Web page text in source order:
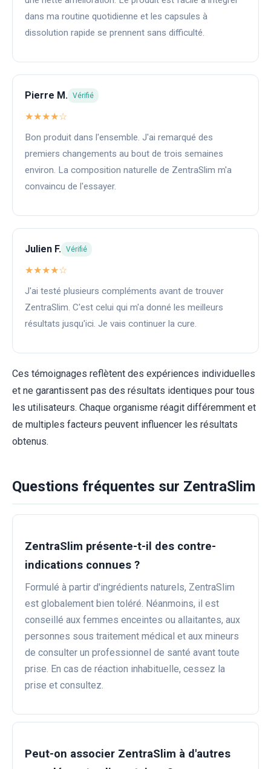
dans ma routine quotidienne et les capsules à
dissolution rapide se prennent sans difficulté.
Pierre M. Vérifié
★★★★☆
Bon produit dans l'ensemble. J'ai remarqué des
premiers changements au bout de trois semaines
environ. La composition naturelle de ZentraSlim m'a
convaincu de l'essayer.
Julien F. Vérifié
★★★★☆
J'ai testé plusieurs compléments avant de trouver
ZentraSlim. C'est celui qui m'a donné les meilleurs
résultats jusqu'ici. Je vais continuer la cure.
Ces témoignages reflètent des expériences individuelles
et ne garantissent pas des résultats identiques pour tous
les utilisateurs. Chaque organisme réagit différemment et
de multiples facteurs peuvent influencer les résultats
obtenus.
Questions fréquentes sur ZentraSlim
ZentraSlim présente-t-il des contre-
indications connues ?
Formulé à partir d'ingrédients naturels, ZentraSlim
est globalement bien toléré. Néanmoins, il est
conseillé aux femmes enceintes ou allaitantes, aux
personnes sous traitement médical et aux mineurs
de consulter un professionnel de santé avant toute
prise. En cas de réaction inhabituelle, cessez la
prise et consultez.
Peut-on associer ZentraSlim à d'autres